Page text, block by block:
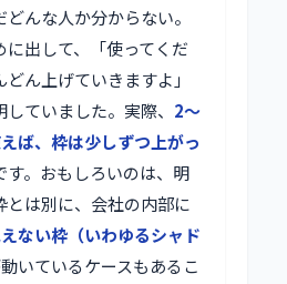
んな人か分からない。
に出して、「使ってくだ
ん上げていきますよ」
ていました。実際、 2〜
ば、枠は少しずつ上がっ
す。おもしろいのは、明
とは別に、会社の内部に
ない枠（いわゆるシャド
いているケースもあるこ